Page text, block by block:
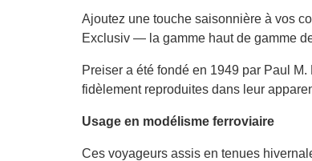
Ajoutez une touche saisonnière à vos
Exclusiv — la gamme haut de gamme
Preiser a été fondé en 1949 par Paul
fidèlement reproduites dans leur
Usage en modélisme ferroviaire
Ces voyageurs assis en tenues